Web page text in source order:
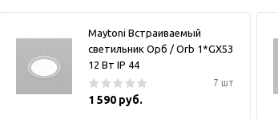
Maytoni Встраиваемый
светильник Орб / Orb 1*GX53
12 Вт IP 44
7 шт
1 590 руб.